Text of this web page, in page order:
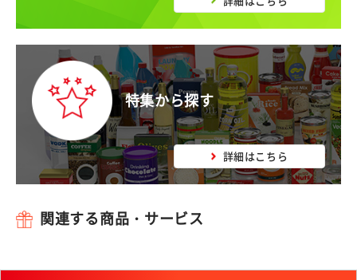
特集から探す
詳細はこちら
関連する商品・サービス